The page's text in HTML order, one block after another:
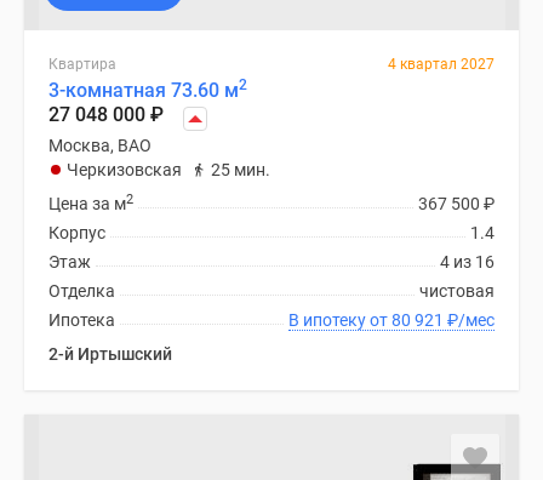
Квартира 4 квартал 2027
3-комнатная 73.60 м2
27 048 000 ₽
Москва, ВАО
Черкизовская
25 мин.
367 500 ₽
Цена за м2
1.4
Корпус
4 из 16
Этаж
чистовая
Отделка
В ипотеку от 80 921 ₽/мес
Ипотека
2-й Иртышский